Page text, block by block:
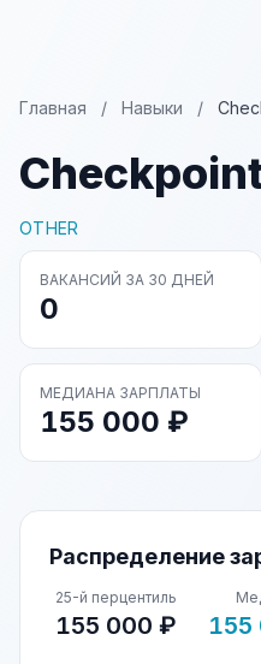
Главная / Навыки /
OTHER
ВАКАНСИЙ ЗА 30 ДНЕЙ
0
МЕДИАНА ЗАРПЛАТЫ
155 000 ₽
Распределение
25-й перцентиль
155 000 ₽ 155